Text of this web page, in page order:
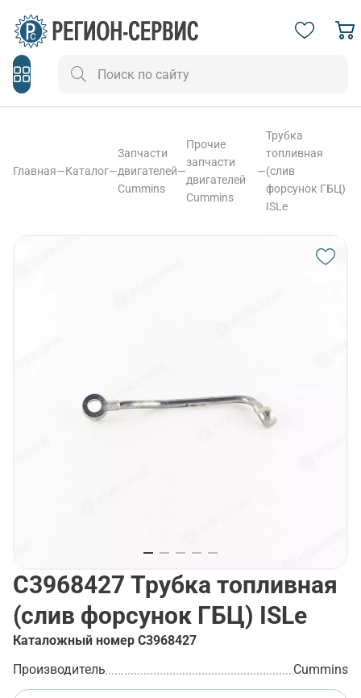
Главная—Каталог—
Запчасти
двигателей
Cummins
—
Прочие
запчасти
двигателей
Cummins
—
Трубка
топливная
(слив
форсунок ГБЦ)
ISLe
C3968427 Трубка топливная
(слив форсунок ГБЦ) ISLe
Каталожный номер C3968427
Производитель
Cummins